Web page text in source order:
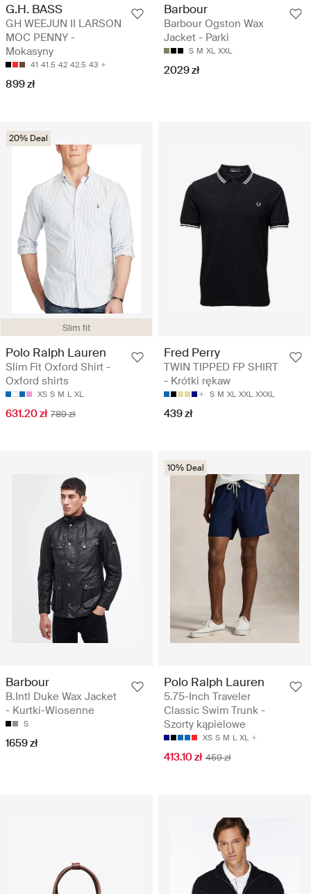
G.H. BASS
GH WEEJUN II LARSON
MOC PENNY -
Mokasyny
41 41.5 42 42.5 43
899 zł
Barbour
Barbour Ogston Wax
Jacket - Parki
S M XL XXL
2029 zł
Slim fit
20% Deal
Polo Ralph Lauren
Slim Fit Oxford Shirt -
Oxford shirts
XS S M L XL
631.20 zł 789 zł
Fred Perry
TWIN TIPPED FP SHIRT
- Krótki rękaw
S M XL XXL XXXL
439 zł
Barbour
B.Intl Duke Wax Jacket
- Kurtki-Wiosenne
S
1659 zł
10% Deal
Polo Ralph Lauren
5.75-Inch Traveler
Classic Swim Trunk -
Szorty kąpielowe
XS S M L XL
413.10 zł 459 zł